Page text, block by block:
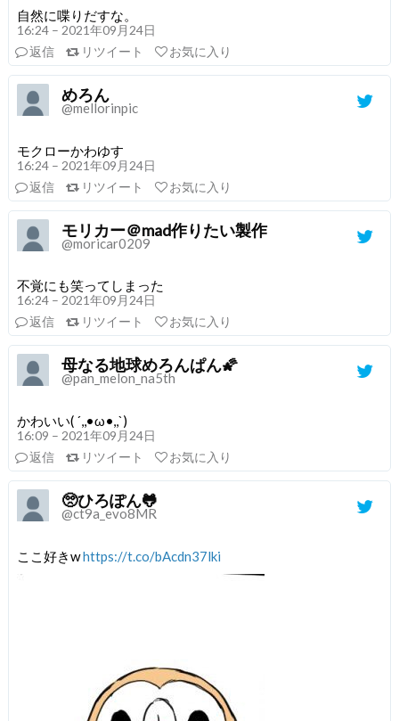
自然に喋りだすな。
16:24 – 2021年09月24日
返信
リツイート お気に入り
めろん
@mellorinpic
モクローかわゆす
16:24 – 2021年09月24日
返信
リツイート お気に入り
モリカー＠mad作りたい製作
@moricar0209
不覚にも笑ってしまった
16:24 – 2021年09月24日
返信
リツイート お気に入り
母なる地球めろんぱん🌠
@pan_melon_na5th
かわいい( ´,,•ω•,,`)
16:09 – 2021年09月24日
返信
リツイート お気に入り
🥺ひろぽん🐸
@ct9a_evo8MR
ここ好きwhttps://t.co/bAcdn37lki